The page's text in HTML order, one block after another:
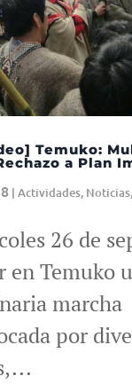
Temuko:
a Plan
|Actividades, Noticias
26 de
en Temuko
marcha
por